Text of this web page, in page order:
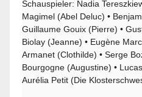
Schauspieler: Nadia
Magimel (Abel Deluc) •
Guillaume Gouix (Pierre) •
Biolay (Jeanne) • Eugène
Armanet (Clothilde) • Serge
Bourgogne (Augustine) •
Aurélia Petit (Die